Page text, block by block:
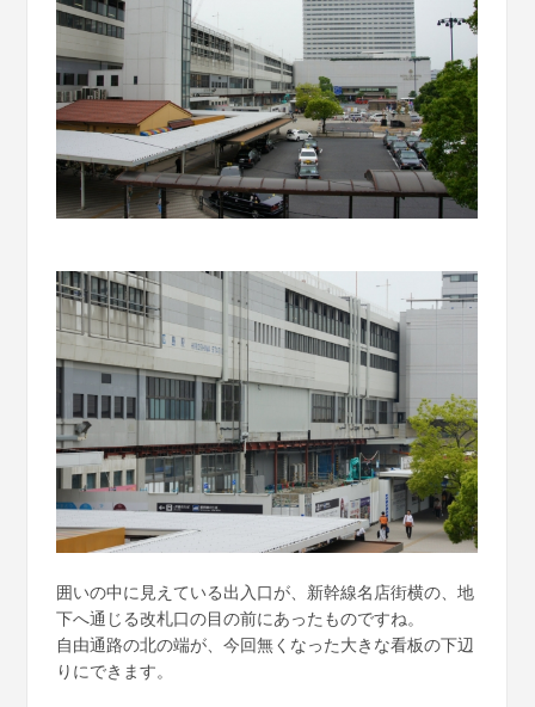
囲いの中に見えている出入口が、新幹線名店街横の、地
下へ通じる改札口の目の前にあったものですね。
自由通路の北の端が、今回無くなった大きな看板の下辺
りにできます。